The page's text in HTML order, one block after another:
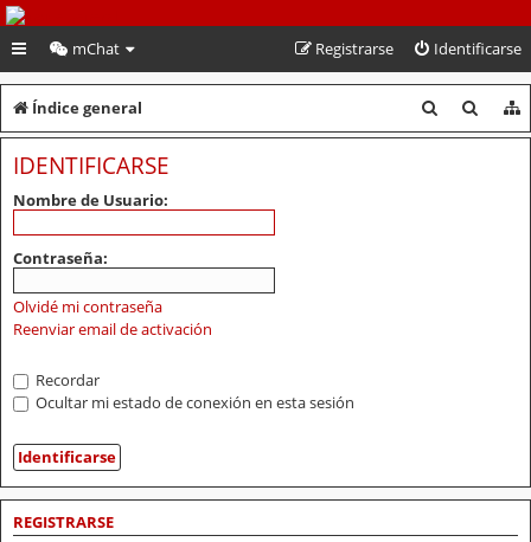
PeruVoley.com
mChat Identificarse
Registrarse
Índice general
u
u
IDENTIFICARSE
Nombre de Usuario:
Contraseña:
Olvidé mi contraseña
Reenviar email de activación
Recordar
Ocultar mi estado de conexión en esta sesión
REGISTRARSE